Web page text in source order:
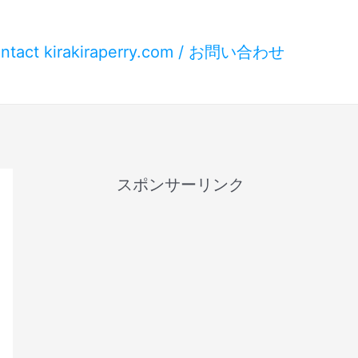
kirakiraperry.com / お問い合わせ
スポンサーリンク